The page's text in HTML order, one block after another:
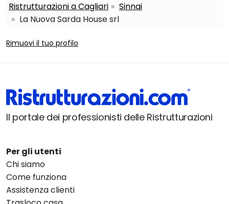
Ristrutturazioni a Cagliari
Sinnai
La Nuova Sarda House srl
Rimuovi il tuo profilo
Il portale dei professionisti delle Ristrutturazioni
Per gli utenti
Chi siamo
Come funziona
Assistenza clienti